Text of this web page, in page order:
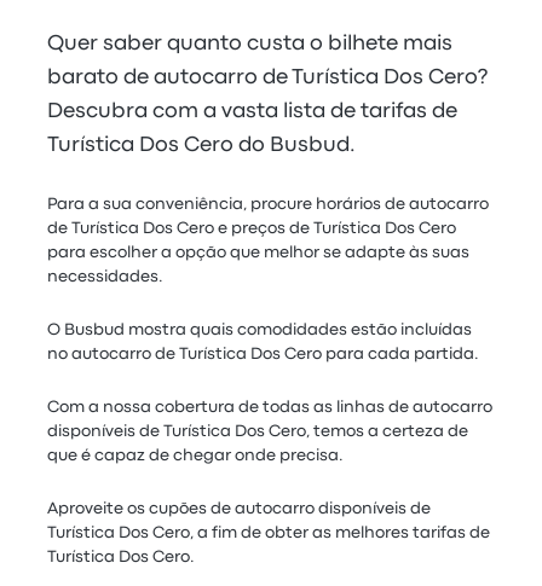
Quer saber quanto custa o bilhete mais
barato de autocarro de Turística Dos Cero?
Descubra com a vasta lista de tarifas de
Turística Dos Cero do Busbud.
Para a sua conveniência, procure horários de autocarro
de Turística Dos Cero e preços de Turística Dos Cero
para escolher a opção que melhor se adapte às suas
necessidades.
O Busbud mostra quais comodidades estão incluídas
no autocarro de Turística Dos Cero para cada partida.
Com a nossa cobertura de todas as linhas de autocarro
disponíveis de Turística Dos Cero, temos a certeza de
que é capaz de chegar onde precisa.
Aproveite os cupões de autocarro disponíveis de
Turística Dos Cero, a fim de obter as melhores tarifas de
Turística Dos Cero.